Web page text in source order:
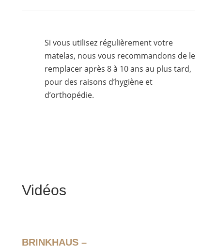
Si vous utilisez régulièrement votre
matelas, nous vous recommandons de le
remplacer après 8 à 10 ans au plus tard,
pour des raisons d’hygiène et
d’orthopédie.
Vidéos
BRINKHAUS –